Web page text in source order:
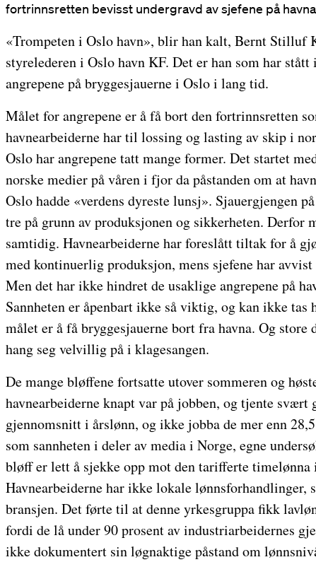
fortrinnsretten bevisst undergravd av sjefene på
«Trompeten i Oslo havn», blir han kalt, Bernt Stilluf
styrelederen i Oslo havn KF. Det er han som har
angrepene på bryggesjauerne i Oslo i lang tid.
Målet for angrepene er å få bort den fortrinnsretten
havnearbeiderne har til lossing og lasting av skip i
Oslo har angrepene tatt mange former. Det startet
norske medier på våren i fjor da påstanden om at
Oslo hadde «verdens dyreste lunsj». Sjauergjengen
tre på grunn av produksjonen og sikkerheten. Derfor
samtidig. Havnearbeiderne har foreslått tiltak for å
med kontinuerlig produksjon, mens sjefene har
Men det har ikke hindret de usaklige angrepene på
Sannheten er åpenbart ikke så viktig, og kan ikke tas
målet er å få bryggesjauerne bort fra havna. Og store
hang seg velvillig på i klagesangen.
De mange bløffene fortsatte utover sommeren og
havnearbeiderne knapt var på jobben, og tjente svært
gjennomsnitt i årslønn, og ikke jobba de mer enn
som sannheten i deler av media i Norge, egne
bløff er lett å sjekke opp mot den tarifferte timelønna
Havnearbeiderne har ikke lokale lønnsforhandlinger,
bransjen. Det førte til at denne yrkesgruppa fikk
fordi de lå under 90 prosent av industriarbeidernes
ikke dokumentert sin løgnaktige påstand om